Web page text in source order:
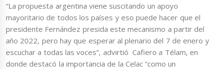
“La propuesta argentina viene suscitando un apoyo
mayoritario de todos los países y eso puede hacer que el
presidente Fernández presida este mecanismo a partir del
año 2022, pero hay que esperar al plenario del 7 de enero y
escuchar a todas las voces”, advirtió Cafiero a Télam, en
donde destacó la importancia de la Celac “como un